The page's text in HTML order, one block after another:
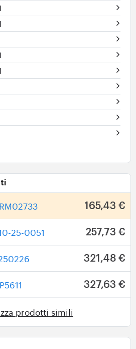
165,43 €
25-0051 257,73 €
321,48 €
327,63 €
prodotti simili